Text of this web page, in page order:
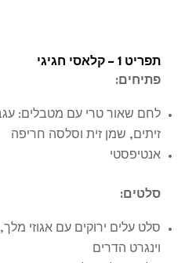
תפריט 1 – קלאסי חגיגי
פתיחים:
לחם שאור טרי עם מטבלים:
זיתים, שמן זית וסלסה חריפה
אנטיפסטי
סלטים:
סלט עלים ירוקים עם אגוזי
וינגרט הדרים